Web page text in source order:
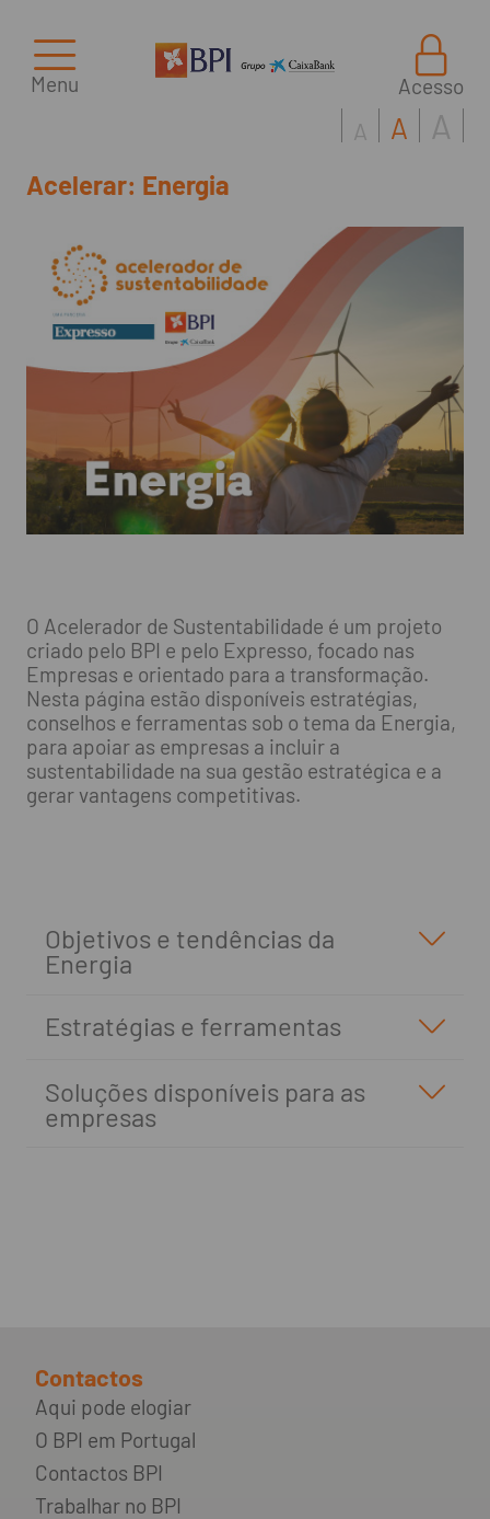
Menu Acesso
Acelerar: Energia
A A A
O Acelerador de Sustentabilidade é um projeto
criado pelo BPI e pelo Expresso, focado nas
Empresas e orientado para a transformação.
Nesta página estão disponíveis estratégias,
conselhos e ferramentas sob o tema da Energia,
para apoiar as empresas a incluir a
sustentabilidade na sua gestão estratégica e a
gerar vantagens competitivas.
Objetivos e tendências da
Energia
Estratégias e ferramentas
Soluções disponíveis para as
empresas
Contactos
Aqui pode elogiar
O BPI em Portugal
Contactos BPI
Trabalhar no BPI